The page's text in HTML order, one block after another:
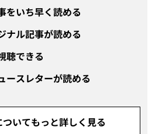
をいち早く読める
ナル記事が読める
聴できる
ースレターが読める
いてもっと詳しく見る